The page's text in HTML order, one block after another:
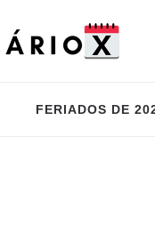
FERIADOS DE